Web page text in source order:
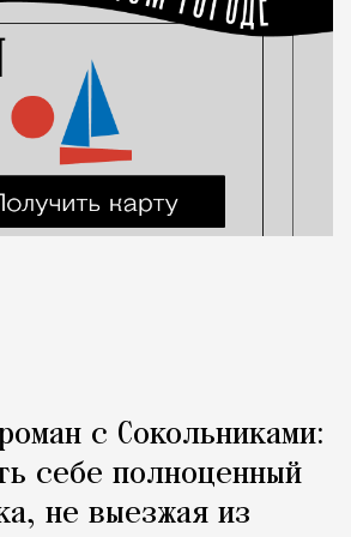
с Сокольниками:
себе полноценный
не выезжая из